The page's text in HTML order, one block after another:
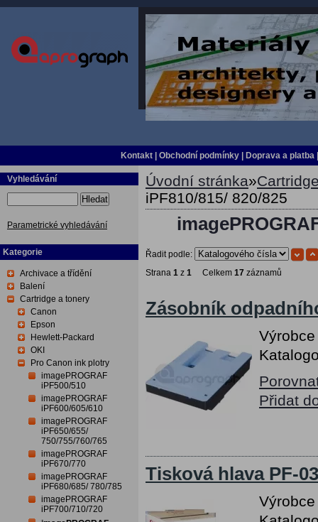
Kontakt Obchodní podmínky Doprava a platba
Vyhledávání
Hledat
Parametrické vyhledávání
Kategorie
Archivace a třídění
Balení
Cartridge a tonery
Canon
Epson
Hewlett-Packard
OKI
Pro Canon ink plotry
imagePROGRAF
iPF500/510
imagePROGRAF
iPF600/605/610
imagePROGRAF
iPF650/655/
750/755/760/765
imagePROGRAF
iPF670/770
imagePROGRAF
iPF680/685/ 780/785
imagePROGRAF
iPF700/710/720
Úvodní stránka»
iPF810/815/ 820/825
Řadit podle:
Strana 1 z 1 Celkem 17 záznamů
Zásobník
Přidat
Tisková hlava PF-03